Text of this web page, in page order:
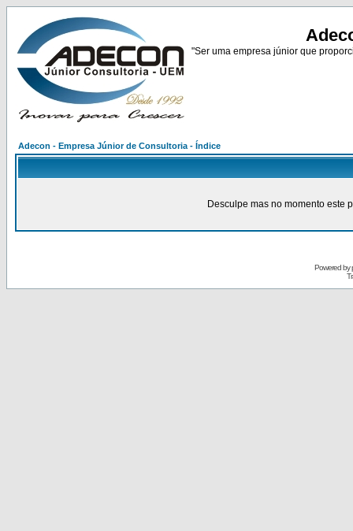
"Ser uma empresa júnior que
Adecon - Empresa Júnior de Consultoria - Índice
Desculpe mas no momento este
Powered by